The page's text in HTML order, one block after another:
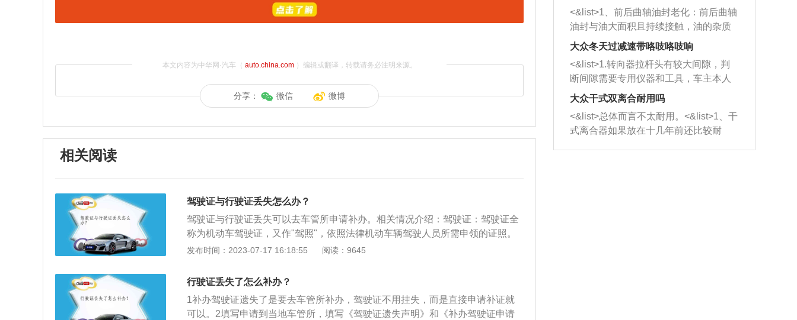
本文内容为中华网·汽车（ auto.china.com）编辑或翻译，转载请务必注明来源。
分享： 微信 微博
相关阅读
驾驶证与行驶证丢失怎么办？
驾驶证与行驶证丢失可以去车管所申请补办。相关情况介绍：驾驶证：驾驶证全
称为机动车驾驶证，又作"驾照"，依照法律机动车辆驾驶人员所需申领的证照。
对驾驶证的定义为:机动车驾驶证是指依法允许学习驾驶机动车的人员，经过学
类机动车的法律凭证。行驶证：机动车行驶证是准予机动车在我国境内道路上行
驶的法定证件。行驶证由证夹、主页、副页三部分组成。其中主页正面是已签注
的证芯，背面是机动车相片，并用塑封套塑封。副页是已签注的证芯。
发布时间：2023-07-17 16:18:55 阅读：9645
行驶证丢失了怎么补办？
1补办驾驶证遗失了是要去车管所补办，驾驶证不用挂失，而是直接申请补证就
可以。2填写申请到当地车管所，填写《驾驶证遗失声明》和《补办驾驶证申请
西取出来。但如果是因为积碳过多引起
的堵塞，就需要将三元催化器泡在草酸
洗剂对堵塞的情况得到解决，将清洗剂
放在燃油箱中，与燃油混合后，车辆启
动时，就可以和汽油一起进入到燃烧
室，最后形成废气排出，就可以让三元
催化器得到清洗，排气管堵塞的情况就
能够得到解决。
一圈半的练习，往右同样也要打相同的
圈数。 <&list>3、最后强调要反复练
习，这样就可以形成肌肉记忆，在真实
驾驶车辆时，不需要记忆也能打好方
向。
<&list>1、前后曲轴油封老化：前后曲轴
油封与油大面积且持续接触，油的杂质
和发动机内持续温度变化使其密封效果
逐渐减弱，导致渗油或漏油。<&list>2、
活塞间隙过大：积碳会使活塞环与缸体
的间隙扩大，导致机油流入燃烧室中，
造成烧机油。<&list>3、机油粘度。使用
机油粘度过小的话，同样会有烧机油现
象，机油粘度过小具有很好的流动性，
大众冬天过减速带咯吱咯吱响
<&list>1.转向器拉杆头有较大间隙，判
断间隙需要专用仪器和工具，车主本人
无法制作，需要将车辆送到修理厂或4s
店；<&list>2.车辆半轴套管防尘罩破
裂，破裂后会出现漏油现象，使半轴磨
损严重，磨损的半轴容易损坏，产生异
响；<&list>3.稳定器的转向胶套和球头
大众干式双离合耐用吗
<&list>总体而言不太耐用。<&list>1、干
式离合器如果放在十几年前还比较耐